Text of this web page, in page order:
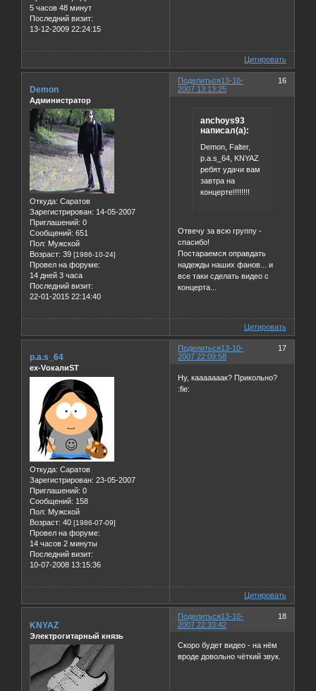
5 часов 48 минут
Последний визит:
13-12-2009 22:24:15
Цитировать
Поделиться 16
13-10-
2007 13:13:25
Demon
Администратор
Откуда: Саратов
Зарегистрирован: 14-05-2007
Приглашений: 0
Сообщений: 651
Пол: Мужской
Возраст: 39 [1986-10-24]
Провел на форуме:
14 дней 3 часа
Последний визит:
22-01-2015 22:14:40
anchoys93
написал(а):
Demon, Falter,
p.a.s_64, KNYAZ
ребят удачи вам
завтра на
концерте!!!!!!!!
Отвечу за всю группу -
спасибо!
Постараемся оправдать
надежды наших фанов... и
все таки сделать видео с
концерта...
Цитировать
Поделиться 17
13-10-
2007 22:09:58
p.a.s_64
ex-VокалиST
Откуда: Саратов
Зарегистрирован: 23-05-2007
Приглашений: 0
Сообщений: 158
Пол: Мужской
Возраст: 40 [1986-07-09]
Провел на форуме:
14 часов 2 минуты
Последний визит:
10-07-2008 13:15:36
Ну, кааааааак? Прикольно?
:fie:
Цитировать
Поделиться 18
13-10-
2007 22:33:42
KNYAZ
Электрогитарный князь
Скоро будет видео - на нём
вроде довольно чёткий звук.